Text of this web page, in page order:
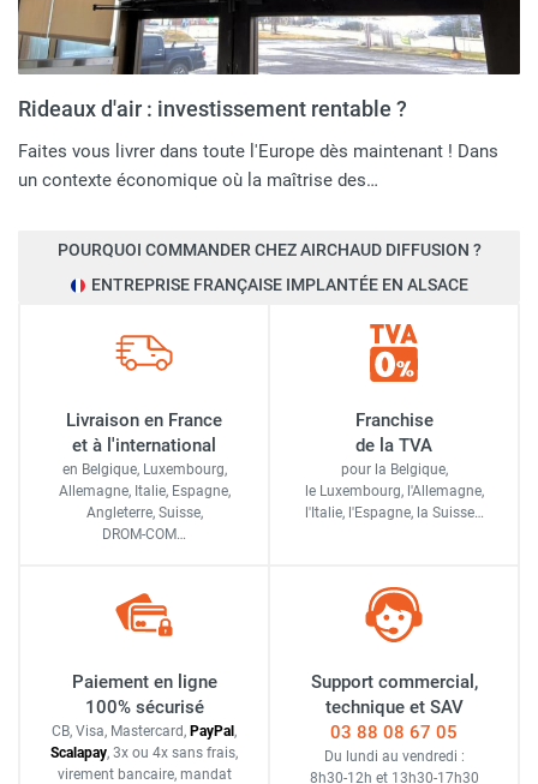
Rideaux d'air : investissement rentable ?
Faites vous livrer dans toute l'Europe dès maintenant ! Dans
un contexte économique où la maîtrise des…
POURQUOI COMMANDER CHEZ AIRCHAUD DIFFUSION ?
ENTREPRISE FRANÇAISE IMPLANTÉE EN ALSACE
Livraison en France
et à l'international
en Belgique, Luxembourg,
Allemagne, Italie, Espagne,
Angleterre, Suisse,
DROM-COM…
Franchise
de la TVA
pour la Belgique,
le Luxembourg, l'Allemagne,
l'Italie, l'Espagne, la Suisse…
Paiement en ligne
100% sécurisé
CB, Visa, Mastercard, PayPal ,
Scalapay, 3x ou 4x sans frais,
virement bancaire, mandat
Support commercial,
technique et SAV
03 88 08 67 05
Du lundi au vendredi :
8h30-12h et 13h30-17h30